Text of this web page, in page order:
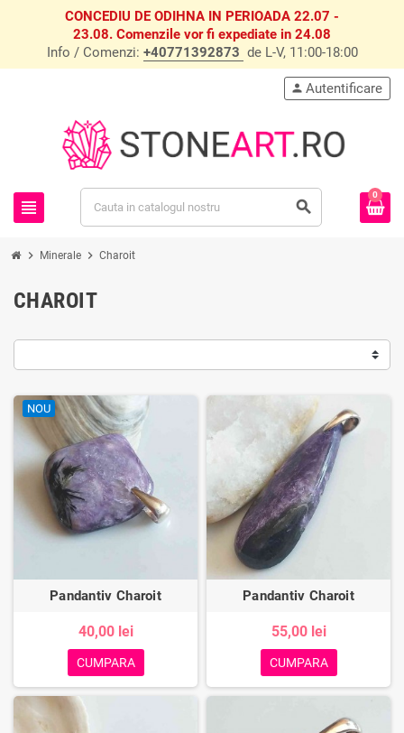
CONCEDIU DE ODIHNA IN PERIOADA 22.07 -
23.08. Comenzile vor fi expediate in 24.08
Info / Comenzi: +40771392873 de L-V, 11:00-18:00
view_headline search
person Autentificare
0
chevron_right Minerale chevron_right Charoit
CHAROIT
NOU
Pandantiv Charoit
40,00 lei
CUMPARA
Pandantiv Charoit
55,00 lei
CUMPARA